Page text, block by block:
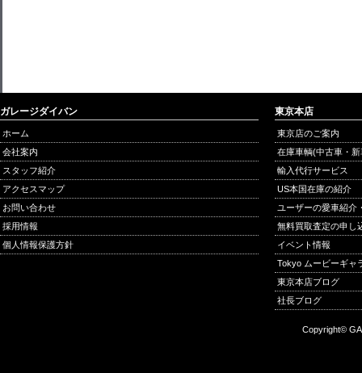
ガレージダイバン
ホーム
会社案内
スタッフ紹介
アクセスマップ
お問い合わせ
採用情報
個人情報保護方針
東京本店
東京店のご案内
在庫車輌(中古車・
輸入代行サービス
US本国在庫の紹介
ユーザーの愛車紹介
無料買取査定の申し
イベント情報
Tokyo ムービーギャ
東京本店ブログ
社長ブログ
Copyright©